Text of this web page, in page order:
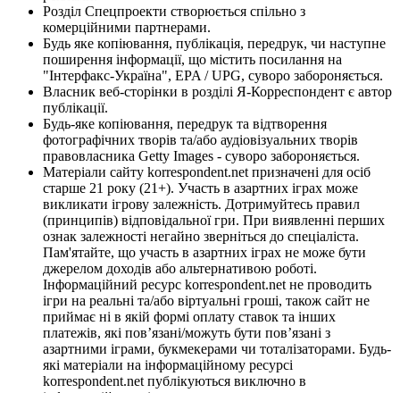
Розділ Спецпроекти створюється спільно з
комерційними партнерами.
Будь яке копіювання, публікація, передрук, чи наступне
поширення інформації, що містить посилання на
"Інтерфакс-Україна", EPA / UPG, суворо забороняється.
Власник веб-сторінки в розділі Я-Корреспондент є автор
публікації.
Будь-яке копіювання, передрук та відтворення
фотографічних творів та/або аудіовізуальних творів
правовласника Getty Images - суворо забороняється.
Матеріали сайту korrespondent.net призначені для осіб
старше 21 року (21+). Участь в азартних іграх може
викликати ігрову залежність. Дотримуйтесь правил
(принципів) відповідальної гри. При виявленні перших
ознак залежності негайно зверніться до спеціаліста.
Пам'ятайте, що участь в азартних іграх не може бути
джерелом доходів або альтернативою роботі.
Інформаційний ресурс korrespondent.net не проводить
ігри на реальні та/або віртуальні гроші, також сайт не
приймає ні в якій формі оплату ставок та інших
платежів, які пов’язані/можуть бути пов’язані з
азартними іграми, букмекерами чи тоталізаторами. Будь-
які матеріали на інформаційному ресурсі
korrespondent.net публікуються виключно в